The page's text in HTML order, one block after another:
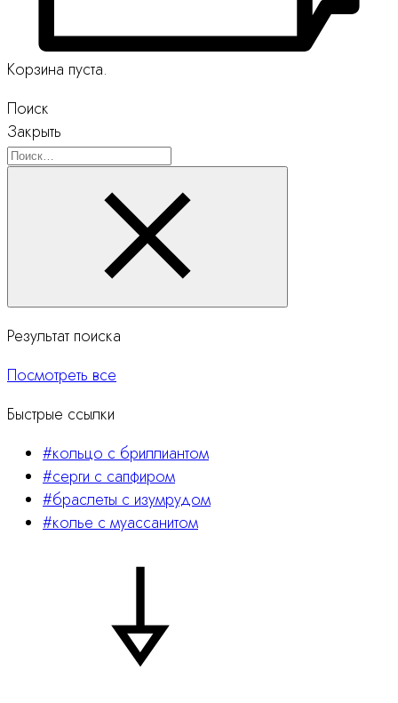
Корзина пуста.
Поиск
Закрыть
Поиск
Результат поиска
Посмотреть все
Быстрые ссылки
#кольцо с бриллиантом
#серги с сапфиром
#браслеты с изумрудом
#колье с муассанитом